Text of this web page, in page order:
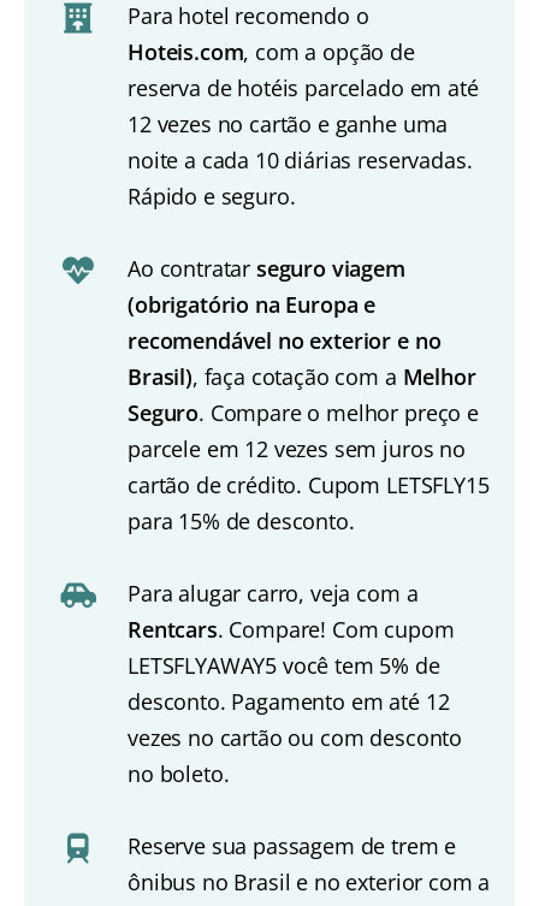
Para hotel recomendo o
Hoteis.com, com a opção de
reserva de hotéis parcelado em até
12 vezes no cartão e ganhe uma
noite a cada 10 diárias reservadas.
Rápido e seguro.
Ao contratar seguro viagem
(obrigatório na Europa e
recomendável no exterior e no
Brasil), faça cotação com a Melhor
Seguro. Compare o melhor preço e
parcele em 12 vezes sem juros no
cartão de crédito. Cupom LETSFLY15
para 15% de desconto.
Para alugar carro, veja com a
Rentcars. Compare! Com cupom
LETSFLYAWAY5 você tem 5% de
desconto. Pagamento em até 12
vezes no cartão ou com desconto
no boleto.
Reserve sua passagem de trem e
ônibus no Brasil e no exterior com a